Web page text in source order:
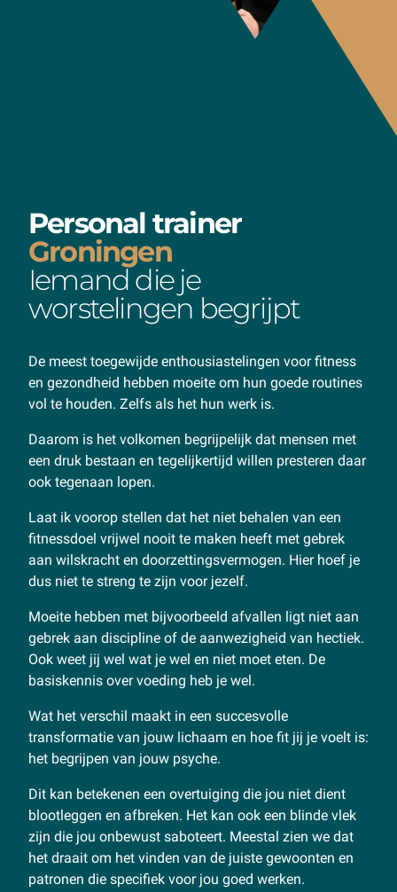
Personal trainer
Groningen
Iemand die je
worstelingen begrijpt
De meest toegewijde enthousiastelingen voor fitness
en gezondheid hebben moeite om hun goede routines
vol te houden. Zelfs als het hun werk is.
Daarom is het volkomen begrijpelijk dat mensen met
een druk bestaan en tegelijkertijd willen presteren daar
ook tegenaan lopen.
Laat ik voorop stellen dat het niet behalen van een
fitnessdoel vrijwel nooit te maken heeft met gebrek
aan wilskracht en doorzettingsvermogen. Hier hoef je
dus niet te streng te zijn voor jezelf.
Moeite hebben met bijvoorbeeld afvallen ligt niet aan
gebrek aan discipline of de aanwezigheid van hectiek.
Ook weet jij wel wat je wel en niet moet eten. De
basiskennis over voeding heb je wel.
Wat het verschil maakt in een succesvolle
transformatie van jouw lichaam en hoe fit jij je voelt is:
het begrijpen van jouw psyche.
Dit kan betekenen een overtuiging die jou niet dient
blootleggen en afbreken. Het kan ook een blinde vlek
zijn die jou onbewust saboteert. Meestal zien we dat
het draait om het vinden van de juiste gewoonten en
patronen die specifiek voor jou goed werken.